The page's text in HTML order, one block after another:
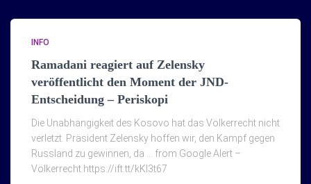
INFO
Ramadani reagiert auf Zelensky
veröffentlicht den Moment der JND-
Entscheidung – Periskopi
Die Unabhängigkeit des Kosovo hat das Völkerrecht nicht
verletzt. Präsident Zelensky hoffen wir, den Kampf gegen
Russland zu gewinnen, da … from Google Alert –
Völkerrecht https://ift.tt/kKI3t67